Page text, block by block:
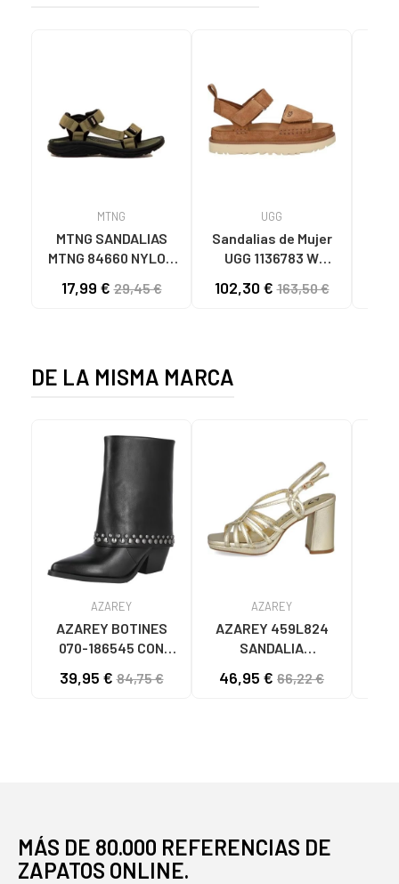
MTNG
MTNG SANDALIAS
MTNG 84660 NYLON
C59785 - - NYLON
17,99 €29,45 €
UGG
Sandalias de Mujer
UGG 1136783 W
CHESTNUT
102,30 €163,50 €
DE LA MISMA MARCA
AZAREY
AZAREY BOTINES
070-186545 CON
TACHUELAS NEGRO
39,95 €84,75 €
AZAREY
AZAREY 459L824
SANDALIA
TACÓN ANCHO CON
46,95 € 66,22 €
MÁS DE 80.000 REFERENCIAS DE
ZAPATOS ONLINE.